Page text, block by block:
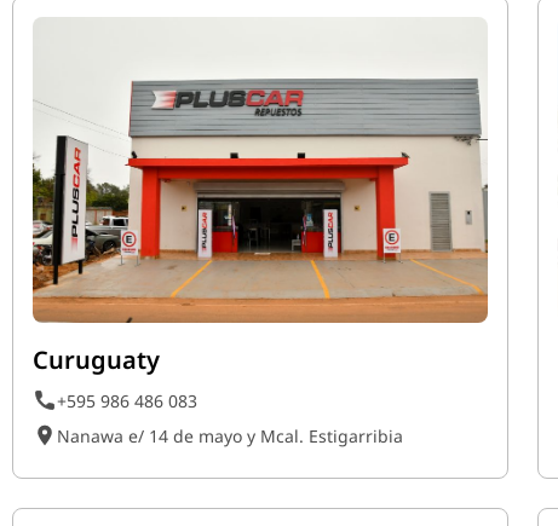
Curuguaty
+595 986 486 083
Nanawa e/ 14 de mayo y Mcal. Estigarribia